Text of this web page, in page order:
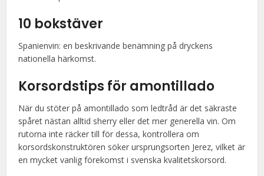
10 bokstäver
Spanienvin: en beskrivande benämning på dryckens
nationella härkomst.
Korsordstips för amontillado
När du stöter på amontillado som ledtråd är det säkraste
spåret nästan alltid sherry eller det mer generella vin. Om
rutorna inte räcker till för dessa, kontrollera om
korsordskonstruktören söker ursprungsorten Jerez, vilket är
en mycket vanlig förekomst i svenska kvalitetskorsord.